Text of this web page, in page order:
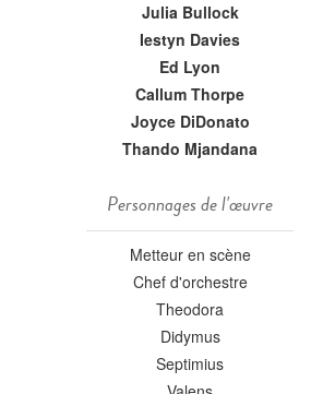
Julia Bullock
Iestyn Davies
Ed Lyon
Callum Thorpe
Joyce DiDonato
Thando Mjandana
Personnages de l'œuvre
Metteur en scène
Chef d'orchestre
Theodora
Didymus
Septimius